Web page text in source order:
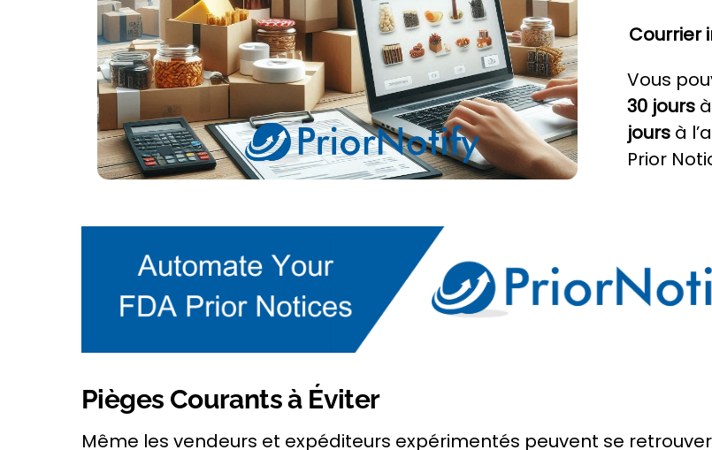
Courrier
Vous
30 joursà
joursà
Prior
Pièges Courants à Éviter
Même les vendeurs et expéditeurs expérimentés peuvent se